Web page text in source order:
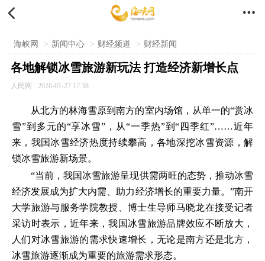
 
海峡网 > 新闻中心 > 财经频道 > 财经新闻
各地解锁冰雪旅游新玩法 打造经济新增长点
人民网 2026-01-27 17:38
从北方的林海雪原到南方的室内场馆，从单一的“赏冰
雪”到多元的“享冰雪”，从“一季热”到“四季红”……近年
来，我国冰雪经济热度持续攀高，各地深挖冰雪资源，解
锁冰雪旅游新场景。
“当前，我国冰雪旅游呈现供需两旺的态势，推动冰雪
经济发展成为扩大内需、助力经济增长的重要力量。”南开
大学旅游与服务学院教授、博士生导师马晓龙在接受记者
采访时表示，近年来，我国冰雪旅游品牌效应不断放大，
人们对冰雪旅游的需求快速增长，无论是南方还是北方，
冰雪旅游逐渐成为重要的旅游需求形态。